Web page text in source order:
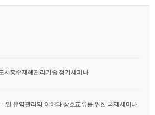
시홍수재해관리기술 정기세미나
일 유역관리의 이해와 상호교류를 위한 국제세미나